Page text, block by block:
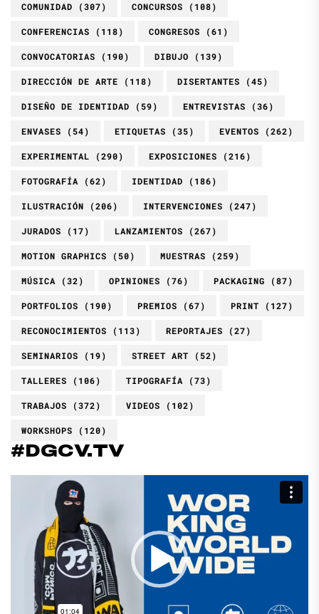
COMUNIDAD (307) CONCURSOS (108)
CONFERENCIAS (118) CONGRESOS (61)
CONVOCATORIAS (190) DIBUJO (139)
DIRECCIÓN DE ARTE (118) DISERTANTES (45)
DISEÑO DE IDENTIDAD (59) ENTREVISTAS (36)
ENVASES (54) ETIQUETAS (35) EVENTOS (262)
EXPERIMENTAL (290) EXPOSICIONES (216)
FOTOGRAFÍA (62) IDENTIDAD (186)
ILUSTRACIÓN (206) INTERVENCIONES (247)
JURADOS (17) LANZAMIENTOS (267)
MOTION GRAPHICS (50) MUESTRAS (259)
MÚSICA (32) OPINIONES (76) PACKAGING (87)
PORTFOLIOS (190) PREMIOS (67) PRINT (127)
RECONOCIMIENTOS (113) REPORTAJES (27)
SEMINARIOS (19) STREET ART (52)
TALLERES (106) TIPOGRAFÍA (73)
TRABAJOS (372) VIDEOS (102)
WORKSHOPS (120)
#DGCV.TV
Reproductor